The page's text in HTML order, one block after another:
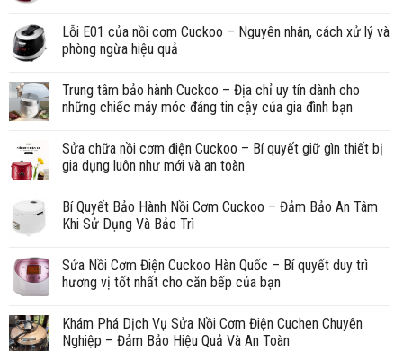
Lỗi E01 của nồi cơm Cuckoo – Nguyên nhân, cách xử lý và
phòng ngừa hiệu quả
Trung tâm bảo hành Cuckoo – Địa chỉ uy tín dành cho
những chiếc máy móc đáng tin cậy của gia đình bạn
Sửa chữa nồi cơm điện Cuckoo – Bí quyết giữ gìn thiết bị
gia dụng luôn như mới và an toàn
Bí Quyết Bảo Hành Nồi Cơm Cuckoo – Đảm Bảo An Tâm
Khi Sử Dụng Và Bảo Trì
Sửa Nồi Cơm Điện Cuckoo Hàn Quốc – Bí quyết duy trì
hương vị tốt nhất cho căn bếp của bạn
Khám Phá Dịch Vụ Sửa Nồi Cơm Điện Cuchen Chuyên
Nghiệp – Đảm Bảo Hiệu Quả Và An Toàn